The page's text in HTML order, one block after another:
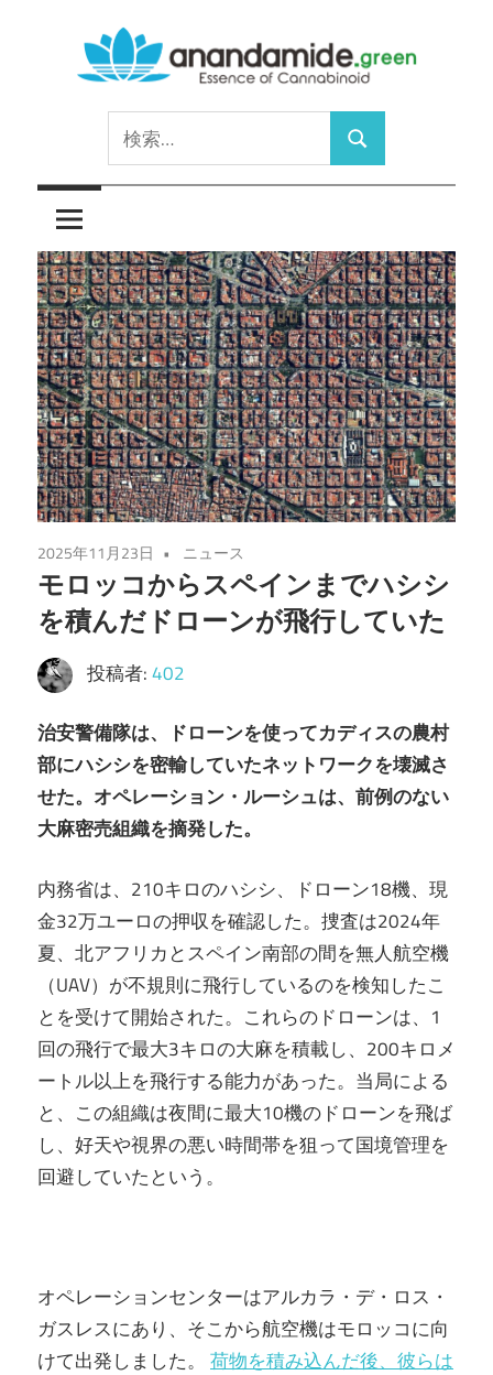
ッ
プ
anandamide.green
Cannabinoid
索:
検
索
2025年11月23日 ニュース
モロッコからスペインまでハシシ
を積んだドローンが飛行していた
投稿者:402
治安警備隊は、ドローンを使ってカディスの農村
部にハシシを密輸していたネットワークを壊滅さ
せた。オペレーション・ルーシュは、前例のない
大麻密売組織を摘発した。
内務省は、210キロのハシシ、ドローン18機、現
金32万ユーロの押収を確認した。捜査は2024年
夏、北アフリカとスペイン南部の間を無人航空機
（UAV）が不規則に飛行しているのを検知したこ
とを受けて開始された。これらのドローンは、1
回の飛行で最大3キロの大麻を積載し、200キロメ
ートル以上を飛行する能力があった。当局による
と、この組織は夜間に最大10機のドローンを飛ば
し、好天や視界の悪い時間帯を狙って国境管理を
回避していたという。
オペレーションセンターはアルカラ・デ・ロス・
ガスレスにあり、そこから航空機はモロッコに向
けて出発しました。 荷物を積み込んだ後、彼らは